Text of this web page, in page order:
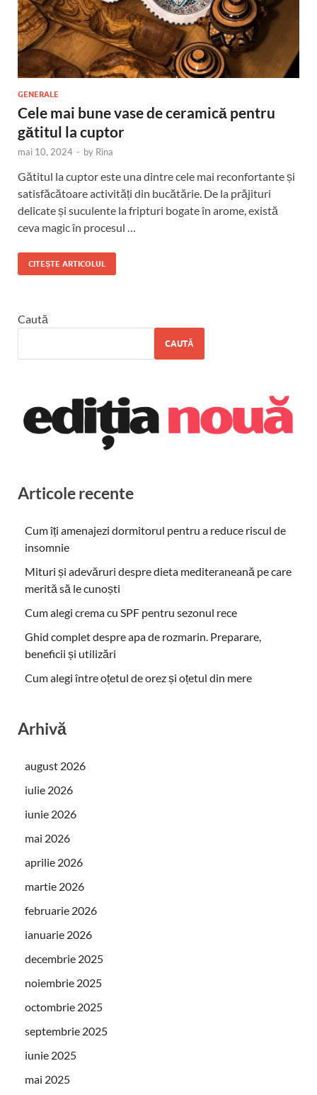
GENERALE
Cele mai bune vase de ceramică pentru
gătitul la cuptor
mai 10, 2024 - by Rina
Gătitul la cuptor este una dintre cele mai reconfortante și
satisfăcătoare activități din bucătărie. De la prăjituri
delicate și suculente la fripturi bogate în arome, există
ceva magic în procesul …
CITEȘTE ARTICOLUL
Caută
CAUTĂ
Articole recente
Cum îți amenajezi dormitorul pentru a reduce riscul de
insomnie
Mituri și adevăruri despre dieta mediteraneană pe care
merită să le cunoști
Cum alegi crema cu SPF pentru sezonul rece
Ghid complet despre apa de rozmarin. Preparare,
beneficii și utilizări
Cum alegi între oțetul de orez și oțetul din mere
Arhivă
august 2026
iulie 2026
iunie 2026
mai 2026
aprilie 2026
martie 2026
februarie 2026
ianuarie 2026
decembrie 2025
noiembrie 2025
octombrie 2025
septembrie 2025
iunie 2025
mai 2025